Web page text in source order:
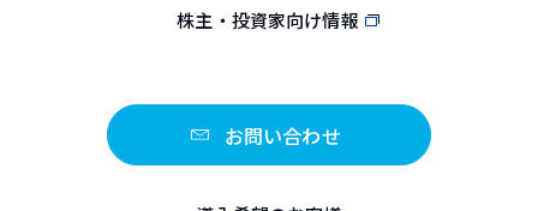
株主・投資家向け情報
お問い合わせ